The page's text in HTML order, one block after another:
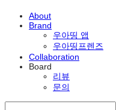
About
Brand
우아띵 앱
우아띵프렌즈
Collaboration
Board
리뷰
문의